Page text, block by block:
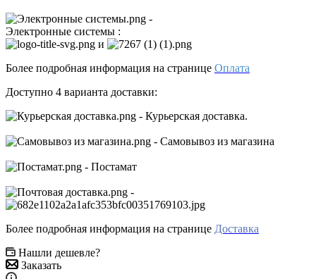
-
Электронные системы :
и
Более подробная информация на странице Оплата
Доступно 4 варианта доставки:
- Курьерская доставка.
- Самовывоз из магазина
- Постамат
-
Более подробная информация на странице Доставка
Нашли дешевле?
Заказать